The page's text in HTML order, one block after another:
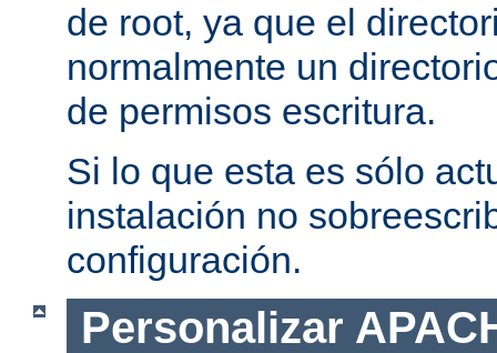
de root, ya que el
normalmente un
de permisos escritura.
Si lo que esta es sólo
instalación no
configuración.
Personalizar